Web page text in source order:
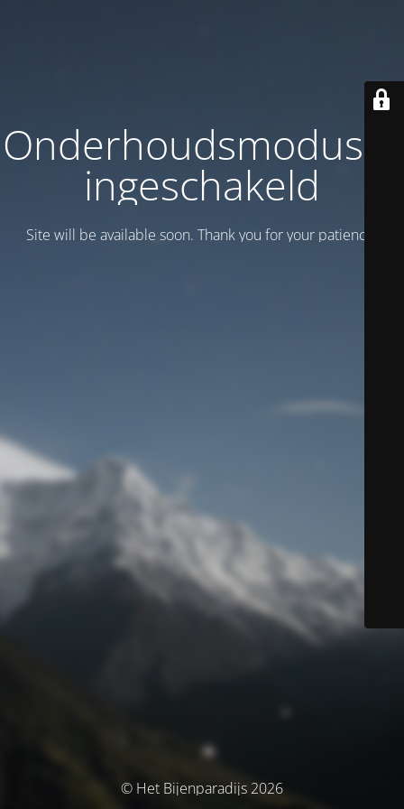
Onderhoudsmodus is
ingeschakeld
Site will be available soon. Thank you for your patience!
© Het Bijenparadijs 2026